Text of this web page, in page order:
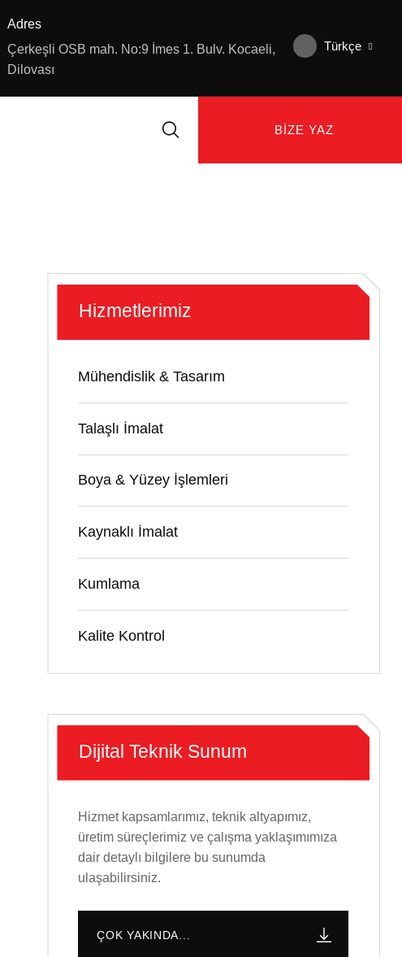
Adres
Çerkeşli OSB mah. No:9 İmes 1. Bulv. Kocaeli,
Dilovası
Türkçe
BIZE YAZ
Hizmetlerimiz
Mühendislik & Tasarım
Talaşlı İmalat
Boya & Yüzey İşlemleri
Kaynaklı İmalat
Kumlama
Kalite Kontrol
Dijital Teknik Sunum
Hizmet kapsamlarımız, teknik altyapımız,
üretim süreçlerimiz ve çalışma yaklaşımımıza
dair detaylı bilgilere bu sunumda
ulaşabilirsiniz.
ÇOK YAKINDA...